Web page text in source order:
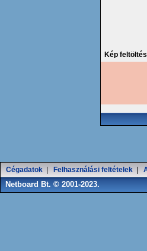
Kép
Cégadatok Felhasználási feltételek
Netboard Bt. © 2001-2023.